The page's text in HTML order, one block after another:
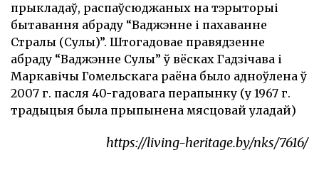
прыкладаў, распаўсюджаных на тэрыторыі
бытавання абраду “Ваджэнне і пахаванне
Стралы (Сулы)”. Штогадовае правядзенне
абраду “Ваджэнне Сулы” ў вёсках Гадзічава і
Маркавічы Гомельскага раёна было адноўлена ў
2007 г. пасля 40-гадовага перапынку (у 1967 г.
традыцыя была прыпынена мясцовай уладай)
https://living-heritage.by/nks/7616/